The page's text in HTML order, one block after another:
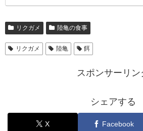
リクガメ 陸亀の食事
リクガメ 陸亀 餌
スポンサーリン
シェアする
X Facebook